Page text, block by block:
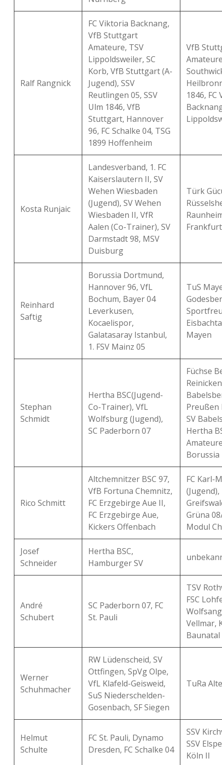
Ralf Rangnick
FC Viktoria Backnang,
VfB Stuttgart
Amateure, TSV
Lippoldsweiler, SC
Korb, VfB Stuttgart (A-
Jugend), SSV
Reutlingen 05, SSV
Ulm 1846, VfB
Stuttgart, Hannover
96, FC Schalke 04, TSG
1899 Hoffenheim
VfB
1846,
Kosta Runjaic
Landesverband, 1. FC
Kaiserslautern II, SV
Wehen Wiesbaden
(Jugend), SV Wehen
Wiesbaden II, VfR
Aalen (Co-Trainer), SV
Darmstadt 98, MSV
Duisburg
Türk
Frankfurt
Reinhard
Saftig
Borussia Dortmund,
Hannover 96, VfL
Bochum, Bayer 04
Leverkusen,
Kocaelispor,
Galatasaray Istanbul,
1. FSV Mainz 05
TuS
Mayen
Stephan
Schmidt
Hertha BSC(Jugend-
Co-Trainer), VfL
Wolfsburg (Jugend),
SC Paderborn 07
Füchse
Preußen
SV
Hertha
Rico Schmitt
Altchemnitzer BSC 97,
VfB Fortuna Chemnitz,
FC Erzgebirge Aue II,
FC Erzgebirge Aue,
Kickers Offenbach
FC Karl-
(Jugend),
Grüna
Modul
Josef
Schneider
Hertha BSC,
Hamburger SV
André
Schubert
SC Paderborn 07, FC
St. Pauli
TSV
FSC
Vellmar,
Baunatal
Werner
Schuhmacher
RW Lüdenscheid, SV
Ottfingen, SpVg Olpe,
VfL Klafeld-Geisweid,
SuS Niederschelden-
Gosenbach, SF Siegen
TuRa
Helmut
Schulte
FC St. Pauli, Dynamo
Dresden, FC Schalke 04
SSV
SSV
Köln II